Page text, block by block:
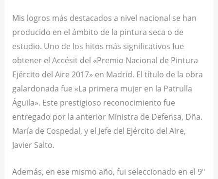
Mis logros más destacados a nivel nacional se han
producido en el ámbito de la pintura seca o de
estudio. Uno de los hitos más significativos fue
obtener el Accésit del «Premio Nacional de Pintura
Ejército del Aire 2017» en Madrid. El título de la obra
galardonada fue «La primera mujer en la Patrulla
Águila». Este prestigioso reconocimiento fue
entregado por la anterior Ministra de Defensa, Dña.
María de Cospedal, y el Jefe del Ejército del Aire,
Javier Salto.
Además, en ese mismo año, fui seleccionado en el 9º